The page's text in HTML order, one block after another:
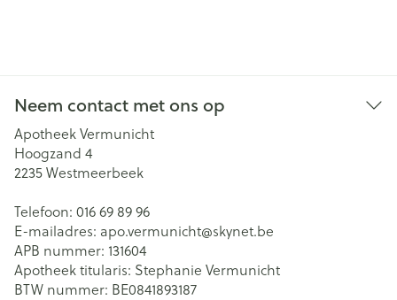
Neem contact met ons op
Apotheek Vermunicht
Hoogzand 4
2235Westmeerbeek
Telefoon: 016 69 89 96
E-mailadres: apo.vermunicht@skynet.be
APB nummer: 131604
Apotheek titularis: Stephanie Vermunicht
BTW nummer: BE0841893187